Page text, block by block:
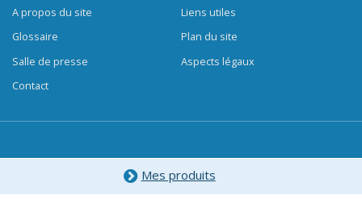
A propos du site
Glossaire
Salle de presse
Contact
Liens utiles
Plan du site
Aspects légaux
Mes produits